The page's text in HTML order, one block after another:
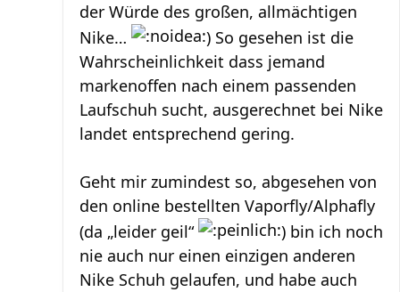
der Würde des großen, allmächtigen
Nike…
) So gesehen ist die
Wahrscheinlichkeit dass jemand
markenoffen nach einem passenden
Laufschuh sucht, ausgerechnet bei Nike
landet entsprechend gering.
Geht mir zumindest so, abgesehen von
den online bestellten Vaporfly/Alphafly
(da „leider geil“
) bin ich noch
nie auch nur einen einzigen anderen
Nike Schuh gelaufen, und habe auch